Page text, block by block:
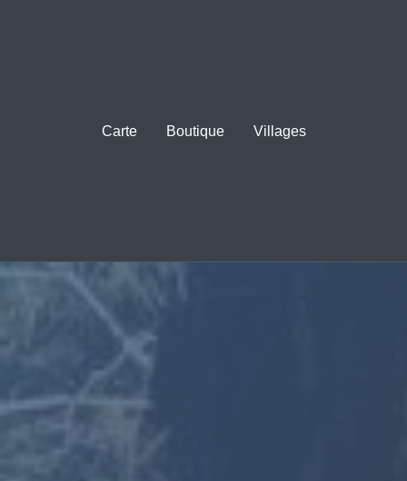
Carte Boutique Villages